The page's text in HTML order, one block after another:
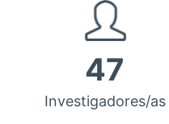
47
Investigadores/as